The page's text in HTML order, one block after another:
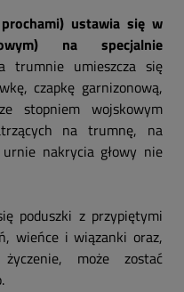
ustawia się w
na specjalnie
trumnie umieszcza się
czapkę garnizonową,
stopniem wojskowym
na trumnę, na
nakrycia głowy nie
poduszki z przypiętymi
wieńce i wiązanki oraz,
może zostać